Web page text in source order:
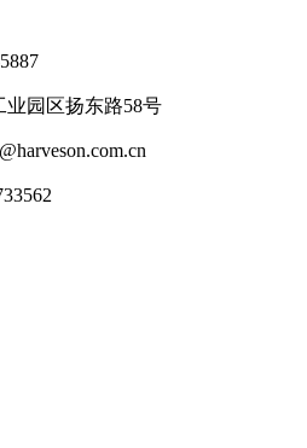
园区扬东路58号